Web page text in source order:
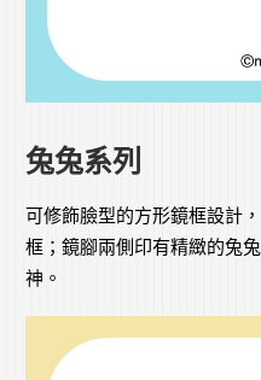
兔兔系列
可修飾臉型的方形鏡框設計
框；鏡腳兩側印有精緻的兔
神。